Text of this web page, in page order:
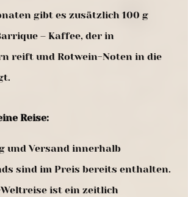
gibt es zusätzlich 100 g
– Kaffee, der in
reift und Rotwein-Noten in die
Reise:
und Versand innerhalb
sind im Preis bereits enthalten.
ist ein zeitlich